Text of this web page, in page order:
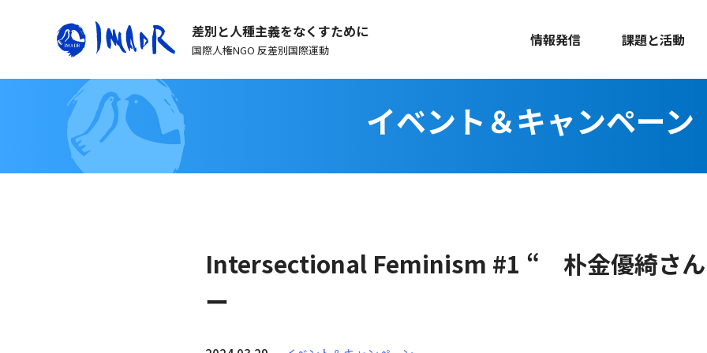
差別と人種主義をなくすために
国際人権NGO 反差別国際運動
情報発信 課題と活動
イベント＆キャンペーン
Intersectional Feminism #1 “ 朴金優綺さん
ー